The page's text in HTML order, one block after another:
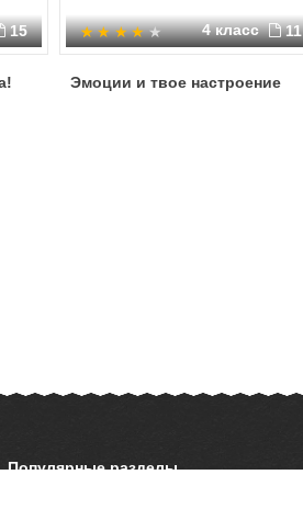
15 4 класс 11
Эмоции и твое настроение
Популярные разделы